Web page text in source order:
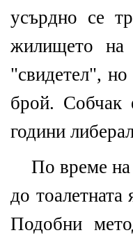
усърдно се
жилището на
"свидетел", но
брой. Собчак
години
По време на
до
Подобни